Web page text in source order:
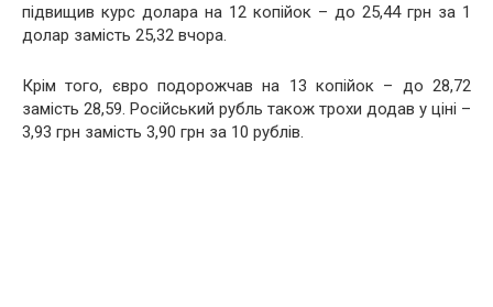
підвищив курс долара на 12 копійок – до 25,44 грн за 1
долар замість 25,32 вчора.
Крім того, євро подорожчав на 13 копійок – до 28,72
замість 28,59. Російський рубль також трохи додав у ціні –
3,93 грн замість 3,90 грн за 10 рублів.